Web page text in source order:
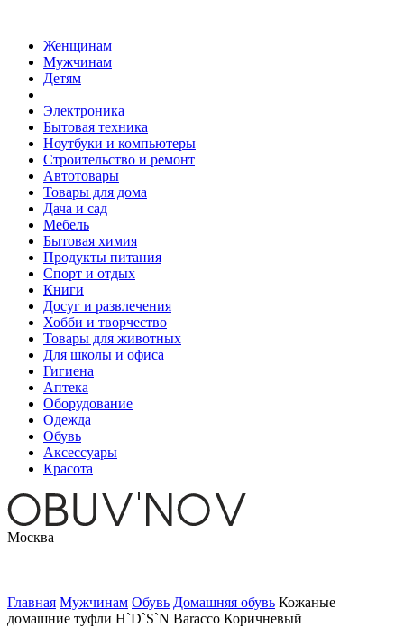
Женщинам
Мужчинам
Детям
Электроника
Бытовая техника
Ноутбуки и компьютеры
Строительство и ремонт
Автотовары
Товары для дома
Дача и сад
Мебель
Бытовая химия
Продукты питания
Спорт и отдых
Книги
Досуг и развлечения
Хобби и творчество
Товары для животных
Для школы и офиса
Гигиена
Аптека
Оборудование
Одежда
Обувь
Аксессуары
Красота
Москва
Главная Мужчинам Обувь Домашняя обувь Кожаные
домашние туфли H`D`S`N Baracco Коричневый